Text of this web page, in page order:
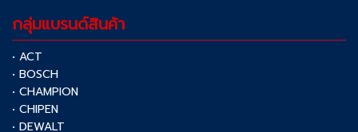
กลุ่มแบรนด์สินค้า
• ACT
• BOSCH
• CHAMPION
• CHIPEN
• DEWALT